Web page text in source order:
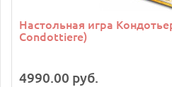
Настольная игра
Condottiere)
4990.00 руб.